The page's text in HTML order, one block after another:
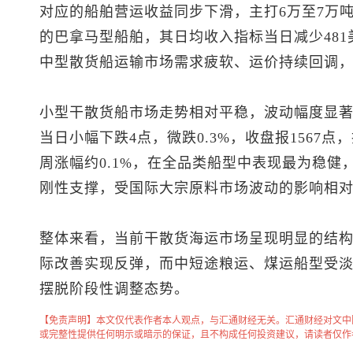
对应的船舶营运收益同步下滑，主打6万至7万
的巴拿马型船舶，其日均收入指标当日减少
中型散货船运输市场需求疲软、运价持续回调
小型干散货船市场走势相对平稳，波动幅度显
当日小幅下跌4点，微跌0.3%，收盘报1567点
周涨幅约0.1%，在全品类船型中表现最为稳健
刚性支撑，受国际大宗原料市场波动的影响相
整体来看，当前干散货海运市场呈现明显的结
际改善实现反弹，而中短途粮运、煤运船型受
摆脱阶段性调整态势。
【免责声明】本文仅代表作者本人观点，与汇通财经无关。汇通财经对文
或完整性提供任何明示或暗示的保证，且不构成任何投资建议，请读者仅